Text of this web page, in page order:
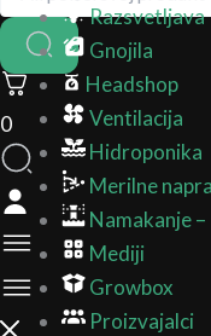
Razsvetljava
Gnojila
Headshop
Ventilacija
Hidroponika
Merilne
Namakanje –
Mediji
Growbox
Proizvajalci
0